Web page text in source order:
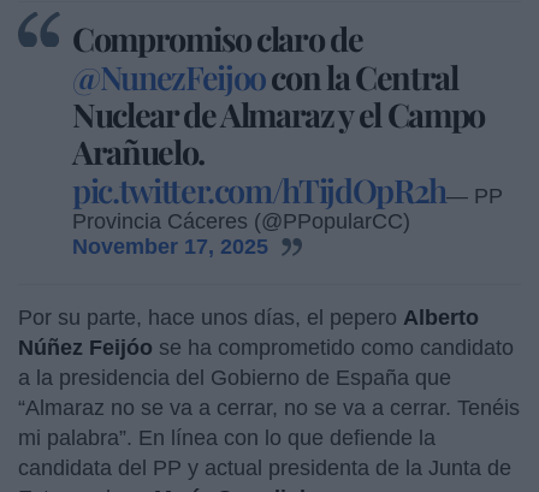
Compromiso claro de
@NunezFeijoocon la Central
Nuclear de Almaraz y el Campo
Arañuelo.
pic.twitter.com/hTijdOpR2h— PP
Provincia Cáceres (@PPopularCC)
November 17, 2025
Por su parte, hace unos días, el pepero Alberto
Núñez Feijóo se ha comprometido como candidato
a la presidencia del Gobierno de España que
“Almaraz no se va a cerrar, no se va a cerrar. Tenéis
mi palabra”. En línea con lo que defiende la
candidata del PP y actual presidenta de la Junta de